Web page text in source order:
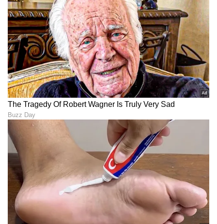
ಟೆಕ್‌ ಪಾಲಿಸಿ ಯಾವುದು? ಇವುಗಳ ಇಂಚಿಂಚೂ ಮಾಹಿತಿ
ಸಿಗಲಿದೆ. ಟೆಕ್‌ ಎಕ್ಸ್‌ಪ್ಲೇನರ್ಸ್‌ ಹಾಗೂ ಗ್ಯಾಜೆಟ್‌ ಡೆಮೋ
ವಿಡಿಯೋಗಳು ಕೂಡ ನೀವು ಕಾಣಬಹುದು.
ABOUT THE AUTHOR
PD Pavna Das
ಮೂಲತಃ ಮಂಗಳೂರಿನವಳು. ಮಂಗಳೂರು ವಿಶ್ವವಿದ್ಯಾನಿಲಯದ
ಪತ್ರಿಕೋದ್ಯಮದ ಸ್ನಾತಕೋತ್ತರ ಪದವಿ . ಕಳೆದ 12 ವರ್ಷಗಳಿಂದ
ಪತ್ರಿಕೆ ಹಾಗೂ ಡಿಜಿಟಲ್ ಮಾಧ್ಯಮಗಳಲ್ಲಿ ಕೆಲಸ . ಸುದ್ದಿ ಬಿಡುಗಡೆ,
ಗಲ್ಫ್ ಕನ್ನಡಿಗ, ಈ ಟಿವಿ ಭಾರತ್, ಕನ್ನಡ ನ್ಯೂಸ್ ನೌ,
ವಿಜಯಕರ್ನಾಟಕದಲ್ಲಿ ಕೆಲಸ ಮಾಡಿದ ಅನುಭವ. ಈಗ ಏಷ್ಯಾನೆಟ್
ಸುವರ್ಣದಲ್ಲಿ ಫ್ರೀಲಾನ್ಸರ್ . ಮನೋರಂಜನೆ, ಲೈಫ್ ಸ್ಟೈಲ್, ಟ್ರಾವೆಲ್
ಬರವಣಿಗೆ ಇಷ್ಟ.
ಮಳೆ ವೈರಲ್ ಸುದ್ದಿ ವಜ್ರಗಳು ವಿಜ್ಞಾನ